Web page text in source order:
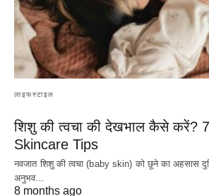
लाइफस्टाइल
शिशु की त्वचा की देखभाल कैसे करें?
Skincare Tips
नवजात शिशु की त्वचा (baby skin) को छूने का अहसास
अनुभव…
8 months ago